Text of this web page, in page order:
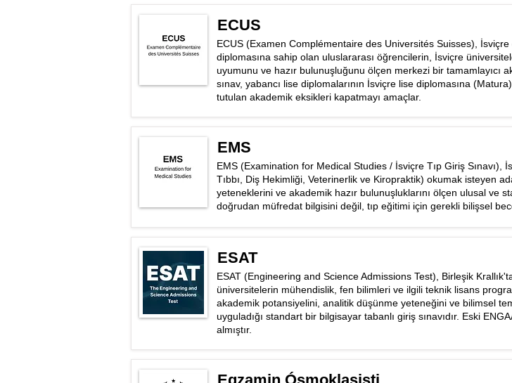
ECUS
ECUS (Examen Complémentaire des Universités Suisses), İsviçre
diplomasına sahip olan uluslararası öğrencilerin, İsviçre
uyumunu ve hazır bulunuşluğunu ölçen merkezi bir tamamlayıcı
sınav, yabancı lise diplomalarının İsviçre lise diplomasına
tutulan akademik eksikleri kapatmayı amaçlar.
EMS
EMS (Examination for Medical Studies / İsviçre Tıp Giriş Sınavı),
Tıbbı, Diş Hekimliği, Veterinerlik ve Kiropraktik) okumak isteyen
yeteneklerini ve akademik hazır bulunuşluklarını ölçen ulusal ve
doğrudan müfredat bilgisini değil, tıp eğitimi için gerekli bilişsel
ESAT
ESAT (Engineering and Science Admissions Test), Birleşik
üniversitelerin mühendislik, fen bilimleri ve ilgili teknik lisans
akademik potansiyelini, analitik düşünme yeteneğini ve bilimsel
uyguladığı standart bir bilgisayar tabanlı giriş sınavıdır. Eski
almıştır.